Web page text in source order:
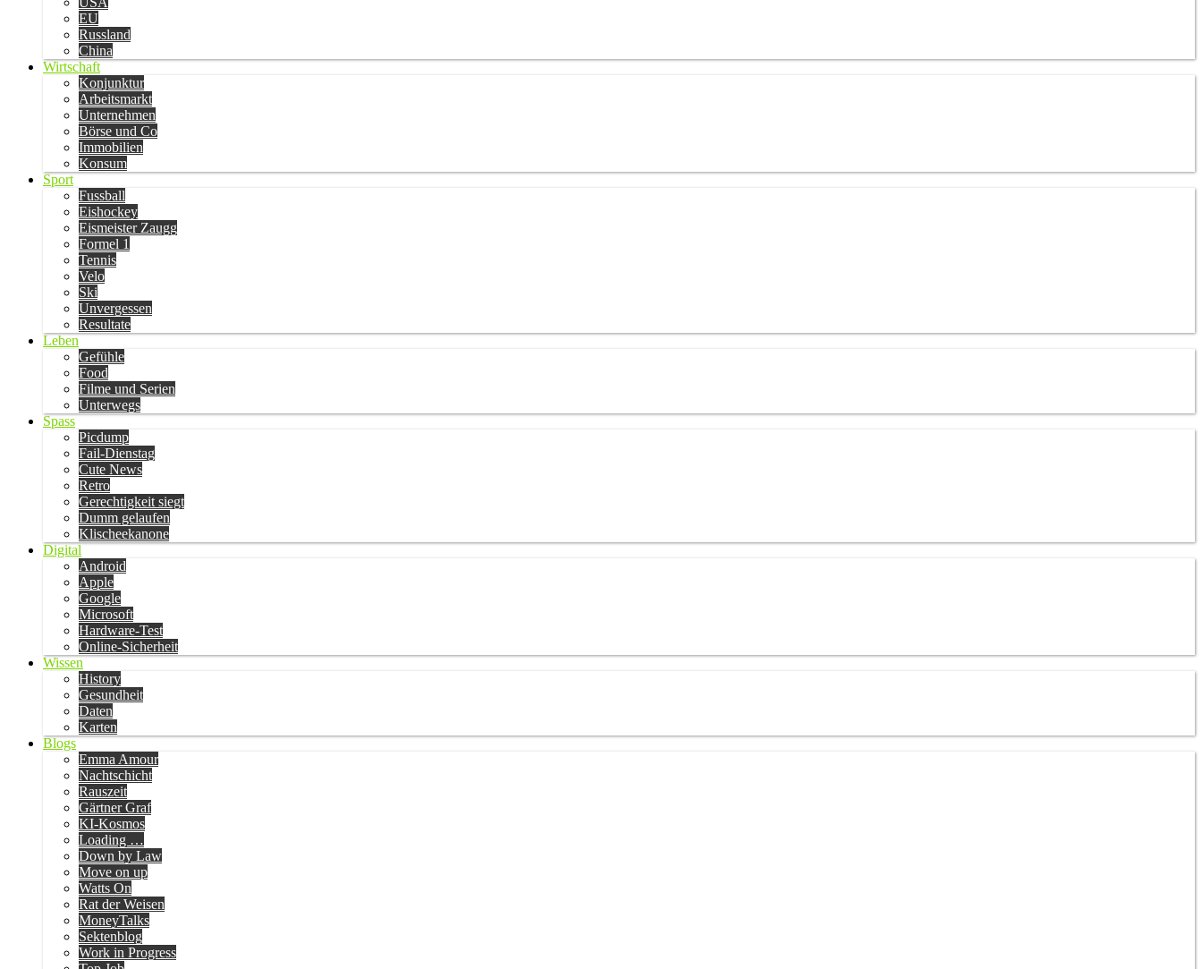
EU
Russland
China
Wirtschaft
Konjunktur
Arbeitsmarkt
Unternehmen
Börse und Co
Immobilien
Konsum
Sport
Fussball
Eishockey
Eismeister Zaugg
Formel 1
Tennis
Velo
Ski
Unvergessen
Resultate
Leben
Gefühle
Food
Filme und Serien
Unterwegs
Spass
Picdump
Fail-Dienstag
Cute News
Retro
Gerechtigkeit siegt
Dumm gelaufen
Klischeekanone
Digital
Android
Apple
Google
Microsoft
Hardware-Test
Online-Sicherheit
Wissen
History
Gesundheit
Daten
Karten
Blogs
Emma Amour
Nachtschicht
Rauszeit
Gärtner Graf
KI-Kosmos
Loading …
Down by Law
Move on up
Watts On
Rat der Weisen
MoneyTalks
Sektenblog
Work in Progress